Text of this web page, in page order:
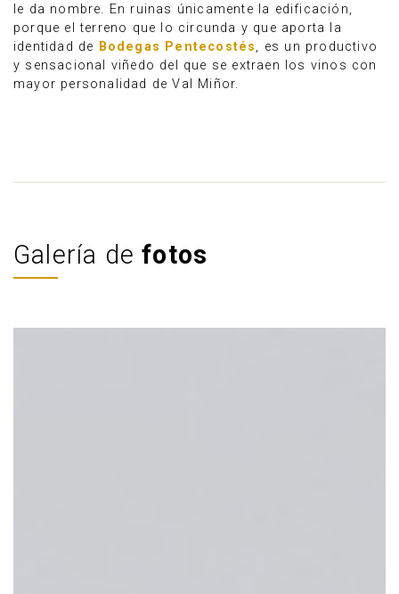
le da nombre. En ruinas únicamente la edificación,
porque el terreno que lo circunda y que aporta la
identidad de Bodegas Pentecostés, es un productivo
y sensacional viñedo del que se extraen los vinos con
mayor personalidad de Val Miñor.
Galería defotos